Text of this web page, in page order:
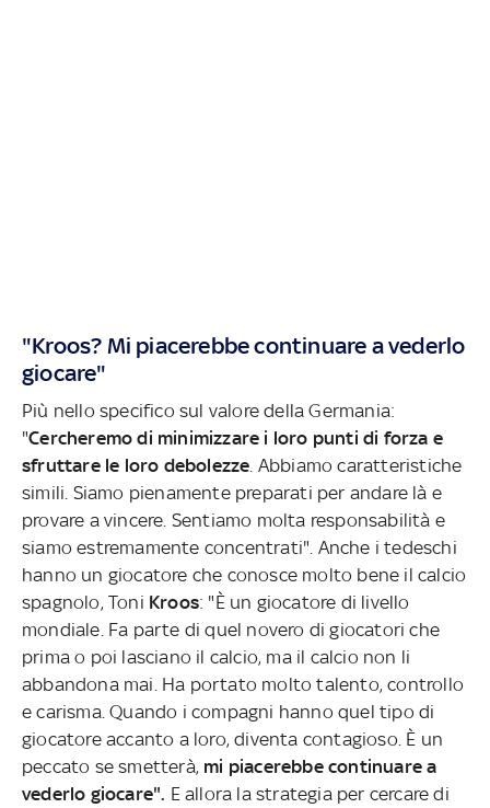
"Kroos? Mi piacerebbe continuare a vederlo
giocare"
Più nello specifico sul valore della Germania:
"Cercheremo di minimizzare i loro punti di forza e
sfruttare le loro debolezze . Abbiamo caratteristiche
simili. Siamo pienamente preparati per andare là e
provare a vincere. Sentiamo molta responsabilità e
siamo estremamente concentrati". Anche i tedeschi
hanno un giocatore che conosce molto bene il calcio
spagnolo, Toni Kroos: "È un giocatore di livello
mondiale. Fa parte di quel novero di giocatori che
prima o poi lasciano il calcio, ma il calcio non li
abbandona mai. Ha portato molto talento, controllo
e carisma. Quando i compagni hanno quel tipo di
giocatore accanto a loro, diventa contagioso. È un
peccato se smetterà, mi piacerebbe continuare a
vederlo giocare". E allora la strategia per cercare di